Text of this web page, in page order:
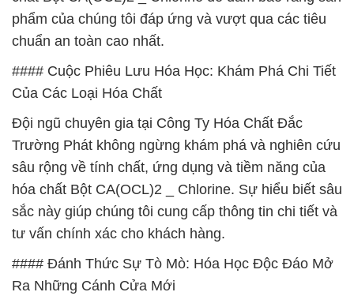
phẩm của chúng tôi đáp ứng và vượt qua các tiêu
chuẩn an toàn cao nhất.
#### Cuộc Phiêu Lưu Hóa Học: Khám Phá Chi Tiết
Của Các Loại Hóa Chất
Đội ngũ chuyên gia tại Công Ty Hóa Chất Đắc
Trường Phát không ngừng khám phá và nghiên cứu
sâu rộng về tính chất, ứng dụng và tiềm năng của
hóa chất Bột CA(OCL)2 _ Chlorine. Sự hiểu biết sâu
sắc này giúp chúng tôi cung cấp thông tin chi tiết và
tư vấn chính xác cho khách hàng.
#### Đánh Thức Sự Tò Mò: Hóa Học Độc Đáo Mở
Ra Những Cánh Cửa Mới